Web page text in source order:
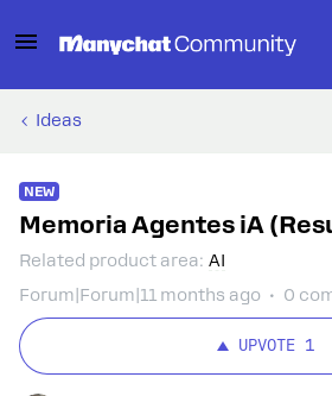
Ideas
NEW
Memoria Agentes iA
Related product area: AI
Forum|Forum|11 months ago
0
UPVOTE 1